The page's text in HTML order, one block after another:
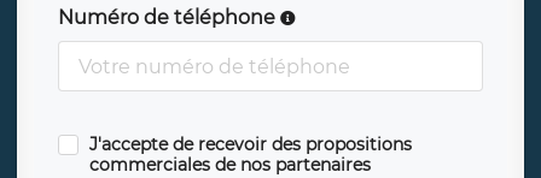
Numéro de téléphone
J'accepte de recevoir des propositions
commerciales de nos partenaires